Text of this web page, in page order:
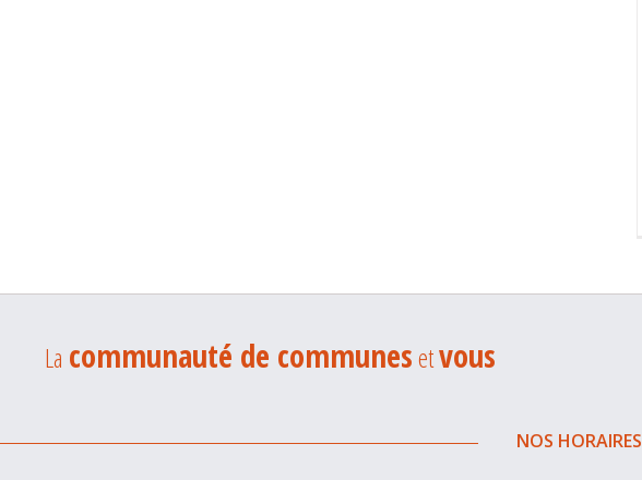
La communauté de communesetvous
NOS HORAIRES